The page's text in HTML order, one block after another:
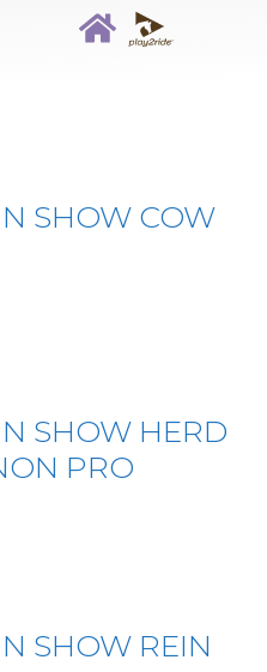
SHOW COW
SHOW HERD
PRO
SHOW REIN